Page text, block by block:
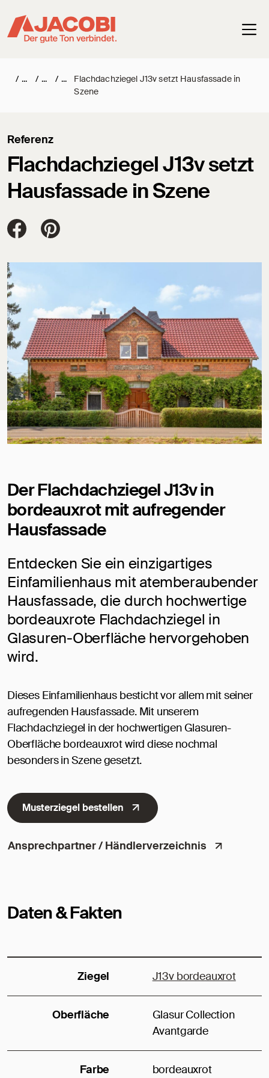
/ / /
Flachdachziegel J13v setzt Hausfassade in
Szene
Flachdachziegel J13v setzt
Hausfassade in Szene
Referenz
Jacobi Dachziegel auf FaceBook
Jacobi Dachziegel auf Pinterest
Der Flachdachziegel J13v in
bordeauxrot mit aufregender
Hausfassade
Entdecken Sie ein einzigartiges
Einfamilienhaus mit atemberaubender
Hausfassade, die durch hochwertige
bordeauxrote Flachdachziegel in
Glasuren-Oberfläche hervorgehoben
wird.
Dieses Einfamilienhaus besticht vor allem mit seiner
aufregenden Hausfassade. Mit unserem
Flachdachziegel in der hochwertigen Glasuren-
Oberfläche bordeauxrot wird diese nochmal
besonders in Szene gesetzt.
Musterziegel bestellen
Ansprechpartner / Händlerverzeichnis
Daten & Fakten
Ziegel J13v bordeauxrot
Oberfläche
Glasur Collection
Avantgarde
Farbe bordeauxrot